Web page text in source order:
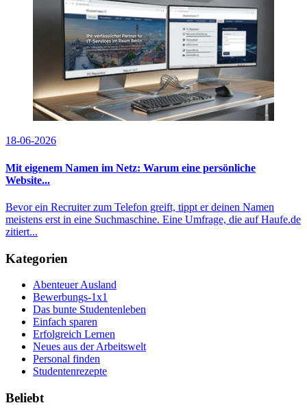
18-06-2026
Mit eigenem Namen im Netz: Warum eine persönliche
Website...
Bevor ein Recruiter zum Telefon greift, tippt er deinen Namen
meistens erst in eine Suchmaschine. Eine Umfrage, die auf Haufe.de
zitiert...
Kategorien
Abenteuer Ausland
Bewerbungs-1x1
Das bunte Studentenleben
Einfach sparen
Erfolgreich Lernen
Neues aus der Arbeitswelt
Personal finden
Studentenrezepte
Beliebt